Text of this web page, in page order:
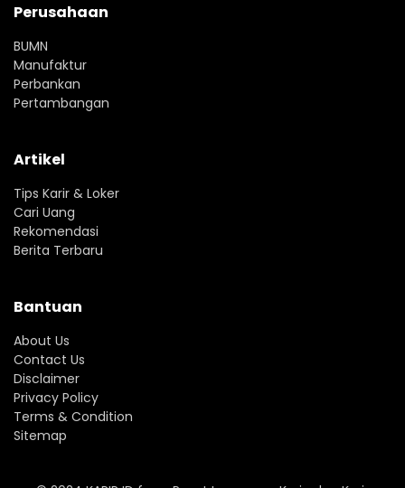
Perusahaan
BUMN
Manufaktur
Perbankan
Pertambangan
Artikel
Tips Karir & Loker
Cari Uang
Rekomendasi
Berita Terbaru
Bantuan
About Us
Contact Us
Disclaimer
Privacy Policy
Terms & Condition
Sitemap